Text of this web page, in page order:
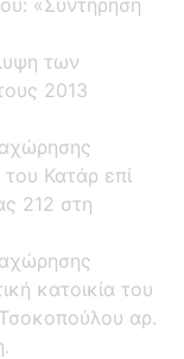
των
2013
Κατάρ επί
212 στη
κατοικία του
αρ.